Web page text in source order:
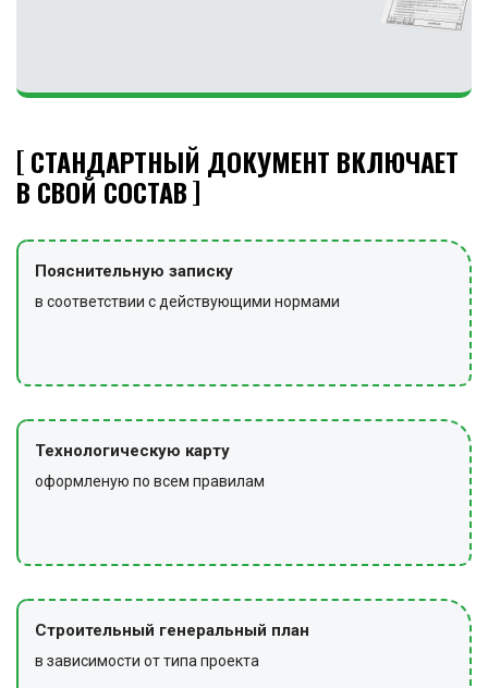
СТАНДАРТНЫЙ ДОКУМЕНТ ВКЛЮЧАЕТ
В СВОЙ СОСТАВ
Пояснительную записку
в соответствии с действующими нормами
Технологическую карту
оформленую по всем правилам
Строительный генеральный план
в зависимости от типа проекта